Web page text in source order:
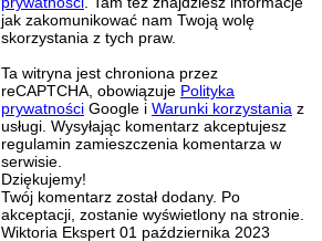
jak zakomunikować nam Twoją wolę
skorzystania z tych praw.
Ta witryna jest chroniona przez
reCAPTCHA, obowiązuje Polityka
prywatności Google i Warunki korzystania z
usługi. Wysyłając komentarz akceptujesz
regulamin zamieszczenia komentarza w
serwisie.
Dziękujemy!
Twój komentarz został dodany. Po
akceptacji, zostanie wyświetlony na stronie.
Wiktoria Ekspert 01 października 2023